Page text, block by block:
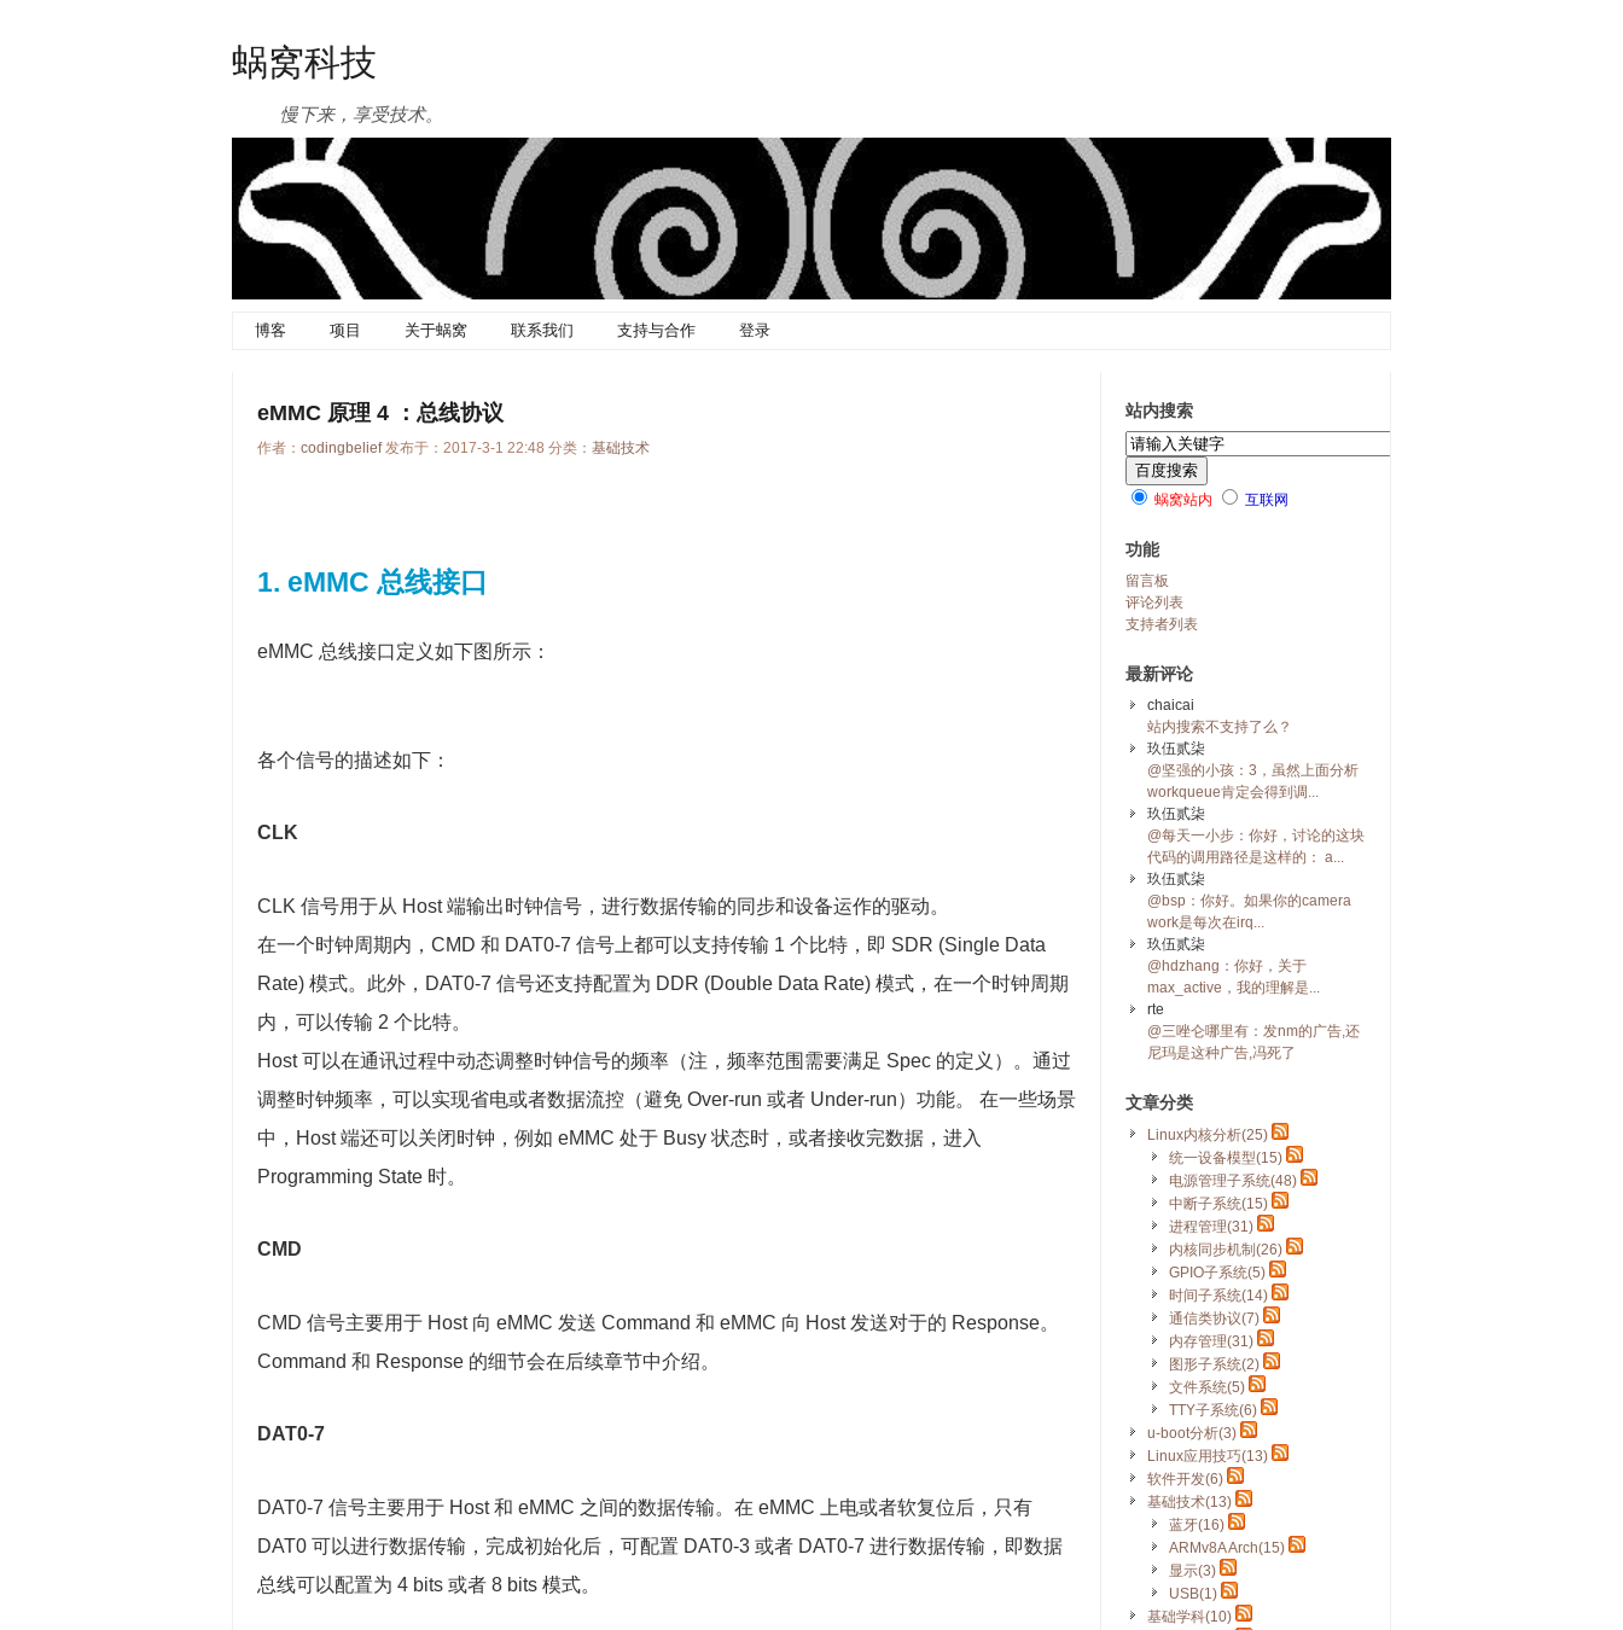
蜗窝科技
慢下来，享受技术。
博客 项目 关于蜗窝 联系我们 支持与合作 登录
eMMC 原理 4 ：总线协议
作者： codingbelief发布于：2017-3-1 22:48 分类： 基础技术
1. eMMC 总线接口
eMMC 总线接口定义如下图所示：
各个信号的描述如下：
CLK
CLK 信号用于从 Host 端输出时钟信号，进行数据传输的同步和设备运作的驱动。
在一个时钟周期内，CMD 和 DAT0-7 信号上都可以支持传输 1 个比特，即 SDR (Single Data
Rate) 模式。此外，DAT0-7 信号还支持配置为 DDR (Double Data Rate) 模式，在一个时钟周期
内，可以传输 2 个比特。
Host 可以在通讯过程中动态调整时钟信号的频率（注，频率范围需要满足 Spec 的定义）。通过
调整时钟频率，可以实现省电或者数据流控（避免 Over-run 或者 Under-run）功能。 在一些场景
中，Host 端还可以关闭时钟，例如 eMMC 处于 Busy 状态时，或者接收完数据，进入
Programming State 时。
CMD
CMD 信号主要用于 Host 向 eMMC 发送 Command 和 eMMC 向 Host 发送对于的 Response。
Command 和 Response 的细节会在后续章节中介绍。
DAT0-7
DAT0-7 信号主要用于 Host 和 eMMC 之间的数据传输。在 eMMC 上电或者软复位后，只有
DAT0 可以进行数据传输，完成初始化后，可配置 DAT0-3 或者 DAT0-7 进行数据传输，即数据
总线可以配置为 4 bits 或者 8 bits 模式。
站内搜索
蜗窝站内 互联网
功能
留言板
评论列表
支持者列表
最新评论
chaicai
站内搜索不支持了么？
玖伍贰柒
@坚强的小孩：3，虽然上面分析
workqueue肯定会得到调...
玖伍贰柒
@每天一小步：你好，讨论的这块
代码的调用路径是这样的： a...
玖伍贰柒
@bsp：你好。如果你的camera
work是每次在irq...
玖伍贰柒
@hdzhang：你好，关于
max_active，我的理解是...
rte
@三唑仑哪里有：发nm的广告,还
尼玛是这种广告,冯死了
文章分类
Linux内核分析(25)
统一设备模型(15)
电源管理子系统(48)
中断子系统(15)
进程管理(31)
内核同步机制(26)
GPIO子系统(5)
时间子系统(14)
通信类协议(7)
内存管理(31)
图形子系统(2)
文件系统(5)
TTY子系统(6)
u-boot分析(3)
Linux应用技巧(13)
软件开发(6)
基础技术(13)
蓝牙(16)
ARMv8A Arch(15)
显示(3)
USB(1)
基础学科(10)